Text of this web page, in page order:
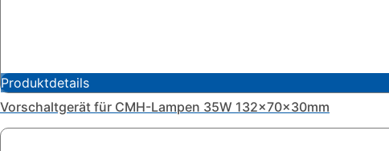
Produktdetails
Vorschaltgerät für CMH-Lampen 35W 132x70x30mm